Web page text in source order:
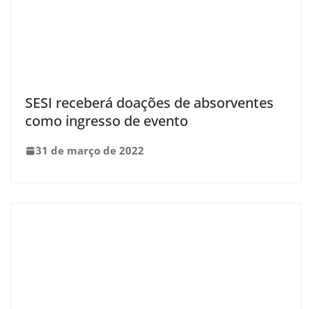
SESI receberá doações de absorventes
como ingresso de evento
31 de março de 2022